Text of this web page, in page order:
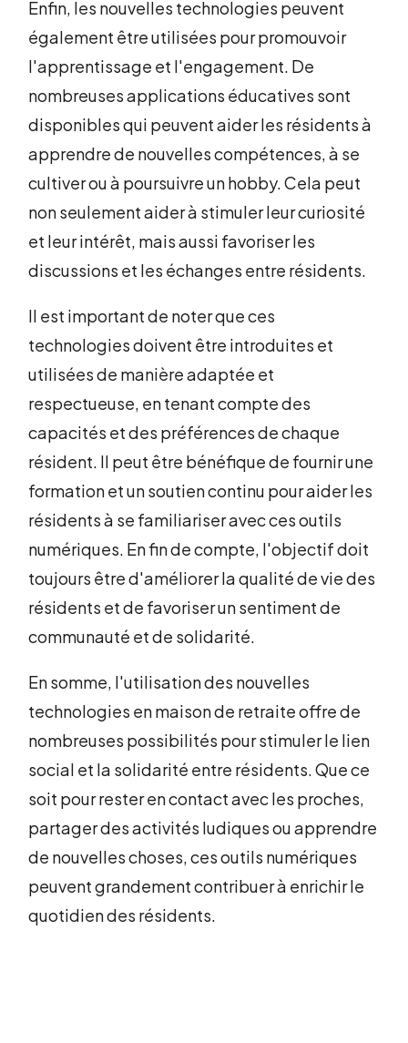
Enfin, les nouvelles technologies peuvent
également être utilisées pour promouvoir
l'apprentissage et l'engagement. De
nombreuses applications éducatives sont
disponibles qui peuvent aider les résidents à
apprendre de nouvelles compétences, à se
cultiver ou à poursuivre un hobby. Cela peut
non seulement aider à stimuler leur curiosité
et leur intérêt, mais aussi favoriser les
discussions et les échanges entre résidents.
Il est important de noter que ces
technologies doivent être introduites et
utilisées de manière adaptée et
respectueuse, en tenant compte des
capacités et des préférences de chaque
résident. Il peut être bénéfique de fournir une
formation et un soutien continu pour aider les
résidents à se familiariser avec ces outils
numériques. En fin de compte, l'objectif doit
toujours être d'améliorer la qualité de vie des
résidents et de favoriser un sentiment de
communauté et de solidarité.
En somme, l'utilisation des nouvelles
technologies en maison de retraite offre de
nombreuses possibilités pour stimuler le lien
social et la solidarité entre résidents. Que ce
soit pour rester en contact avec les proches,
partager des activités ludiques ou apprendre
de nouvelles choses, ces outils numériques
peuvent grandement contribuer à enrichir le
quotidien des résidents.